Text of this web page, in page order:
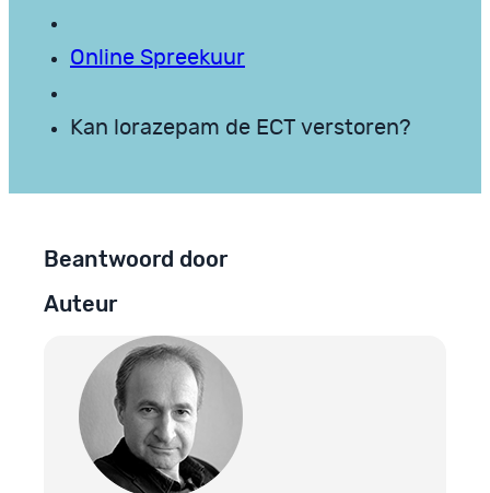
Online Spreekuur
Kan lorazepam de ECT verstoren?
Beantwoord door
Auteur